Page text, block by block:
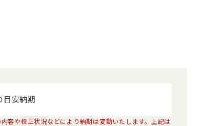
目安納期
容や校正状況などにより納期は変動いたします。上記は